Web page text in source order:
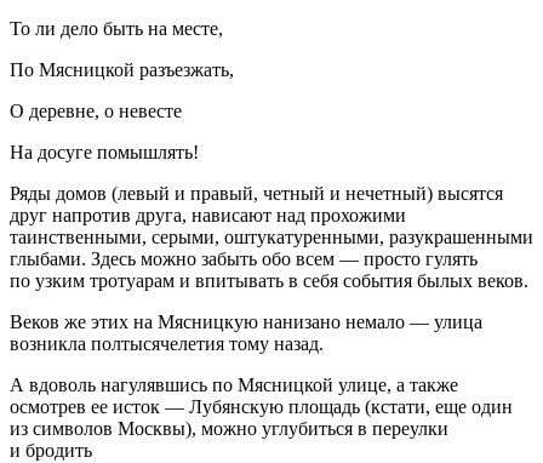
То ли дело быть на месте,
По Мясницкой разъезжать,
О деревне, о невесте
На досуге помышлять!
Ряды домов (левый и правый, четный и нечетный) высятся
друг напротив друга, нависают над прохожими
таинственными, серыми, оштукатуренными, разукрашенными
глыбами. Здесь можно забыть обо всем — просто гулять
по узким тротуарам и впитывать в себя события былых веков.
Веков же этих на Мясницкую нанизано немало — улица
возникла полтысячелетия тому назад.
А вдоволь нагулявшись по Мясницкой улице, а также
осмотрев ее исток — Лубянскую площадь (кстати, еще один
из символов Москвы), можно углубиться в переулки
и бродить